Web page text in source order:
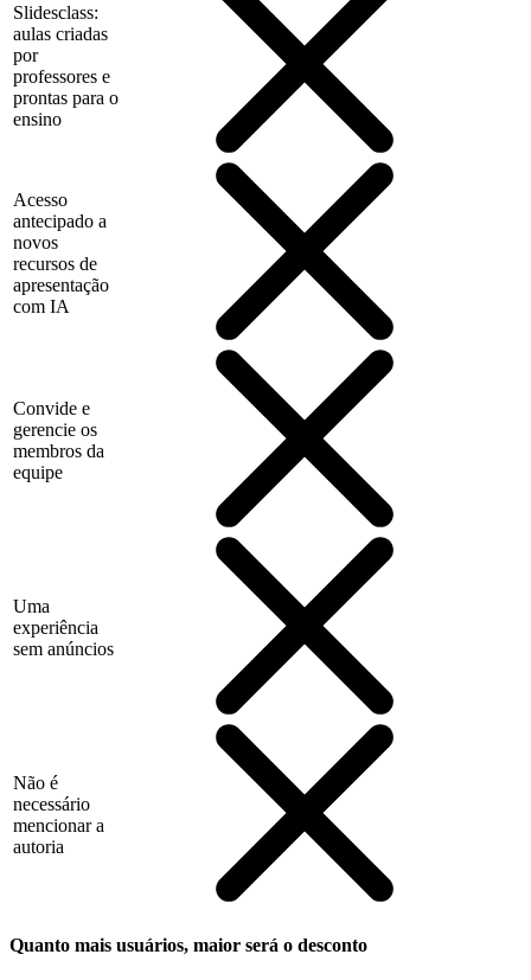
Slidesclass:
aulas criadas
por
professores e
prontas para o
ensino
Acesso
antecipado a
novos
recursos de
apresentação
com IA
Convide e
gerencie os
membros da
equipe
Uma
experiência
sem anúncios
Não é
necessário
mencionar a
autoria
Quanto mais usuários, maior será o desconto